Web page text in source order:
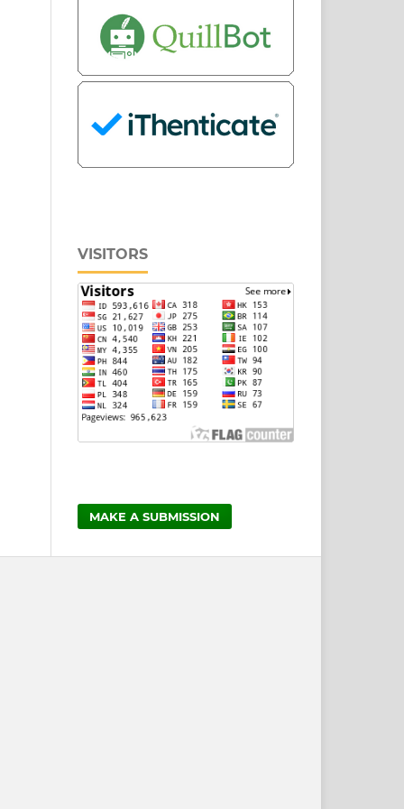
VISITORS
MAKE A SUBMISSION